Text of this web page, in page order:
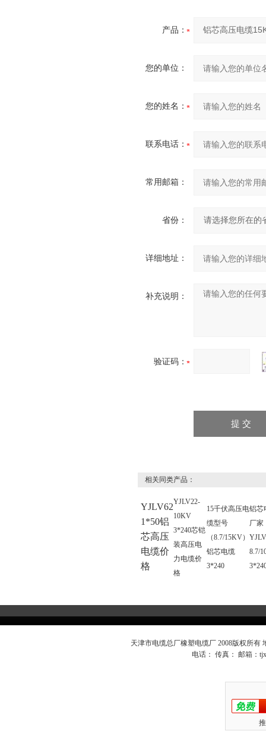
产品：
您的单位：
您的姓名：
联系电话：
常用邮箱：
省份：
详细地址：
补充说明：
验证码：
相关同类产品：
YJLV62
1*50铝
芯高压
电缆价
格
YJLV22-
10KV
3*240芯铠
装高压电
力电缆价
格
15千伏高压电
缆型号
（8.7/15KV）
铝芯电缆
3*240
铝芯
厂家
8.7/
天津市电缆总厂橡塑电缆厂 2008版权所
电话： 传真： 邮箱：